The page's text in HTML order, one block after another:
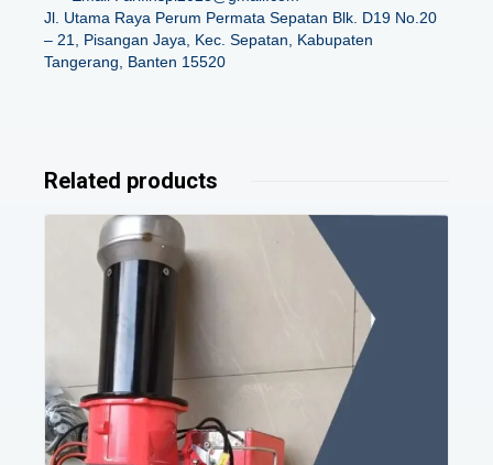
Jl. Utama Raya Perum Permata Sepatan Blk. D19 No.20
– 21, Pisangan Jaya, Kec. Sepatan, Kabupaten
Tangerang, Banten 15520
Related products